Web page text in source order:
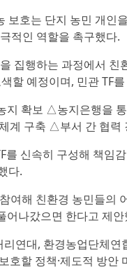
보호는 단지 농민 개
적인 역할을 촉구했다.
집행하는 과정에서
할 예정이며, 민관 TF
확보 △농지은행을
계 구축 △부서 간 협력
를 신속히 구성해 책임
다.
여해 친환경 농민들
어나갔으면 한다고 제
연대, 환경농업단체연
호할 정책·제도적 방안